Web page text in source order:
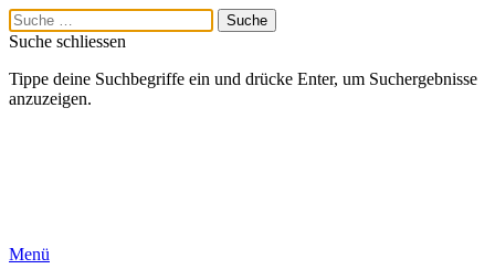
Suche schliessen
Tippe deine Suchbegriffe ein und drücke Enter, um Suchergebnisse
anzuzeigen.
Menü